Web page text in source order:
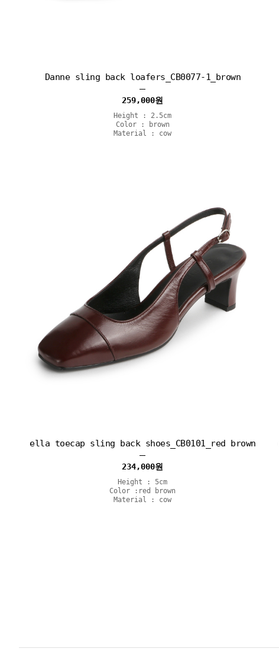
Danne sling back loafers_CB0077-1_brown
259,000원
Height : 2.5cm
Color : brown
Material : cow
ella toecap sling back shoes_CB0101_red brown
234,000원
Height : 5cm
Color :red brown
Material : cow